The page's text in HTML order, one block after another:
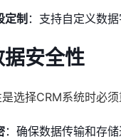
定制 ：支持自定义数
据安全性
选择CRM系统时必
：确保数据传输和存储